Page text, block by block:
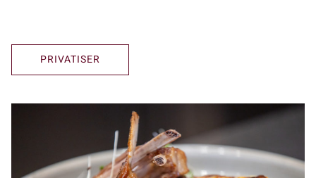
PRIVATISER